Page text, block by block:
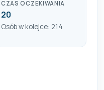
CZAS OCZEKIWANIA
20
Osób w kolejce: 214